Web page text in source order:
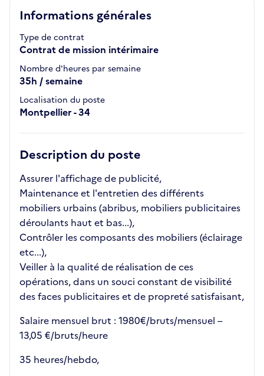
Informations générales
Type de contrat
Contrat de mission intérimaire
Nombre d'heures par semaine
35h / semaine
Localisation du poste
Montpellier - 34
Description du poste
Assurer l'affichage de publicité,
Maintenance et l'entretien des différents
mobiliers urbains (abribus, mobiliers publicitaires
déroulants haut et bas...),
Contrôler les composants des mobiliers (éclairage
etc...),
Veiller à la qualité de réalisation de ces
opérations, dans un souci constant de visibilité
des faces publicitaires et de propreté satisfaisant,
Salaire mensuel brut : 1980€/bruts/mensuel –
13,05 €/bruts/heure
35 heures/hebdo,